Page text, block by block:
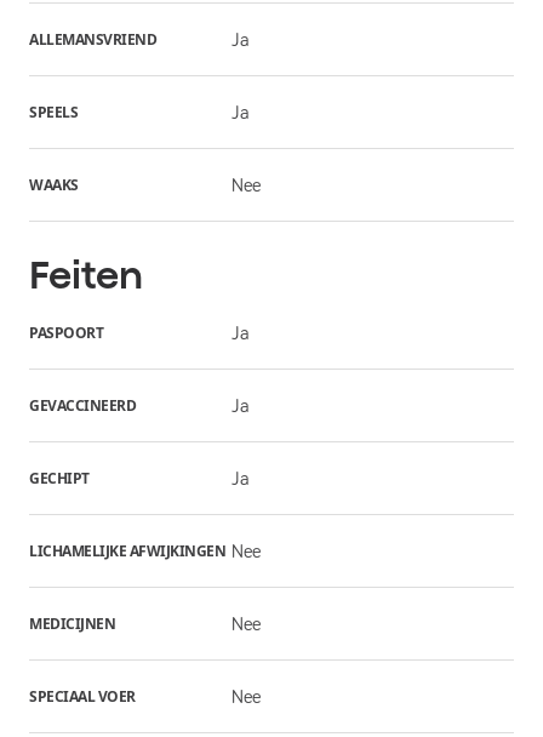
ALLEMANSVRIEND Ja
SPEELS Ja
WAAKS Nee
Feiten
PASPOORT Ja
GEVACCINEERD Ja
GECHIPT Ja
LICHAMELIJKE AFWIJKINGEN Nee
MEDICIJNEN Nee
SPECIAAL VOER Nee